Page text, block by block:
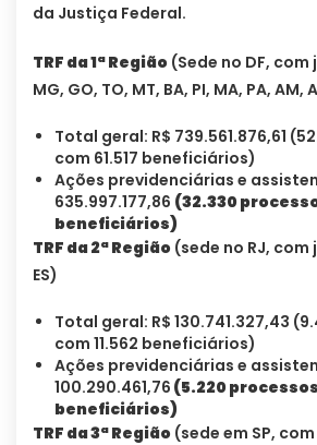
da Justiça Federal.
TRF da 1ª Região (Sede no DF,
MG, GO, TO, MT, BA, PI, MA, PA, AM,
Total geral: R$ 739.561.876,61
com 61.517 beneficiários)
Ações previdenciárias e
635.997.177,86 (32.330
beneficiários)
TRF da 2ª Região (sede no RJ, com
ES)
Total geral: R$ 130.741.327,43
com 11.562 beneficiários)
Ações previdenciárias e
100.290.461,76 (5.220
beneficiários)
TRF da 3ª Região (sede em SP,